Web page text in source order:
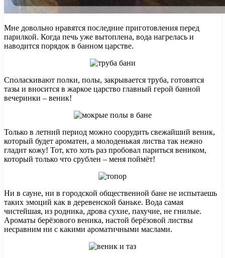
Мне довольно нравятся последние приготовления перед
парилкой. Когда печь уже вытоплена, вода нагрелась и
наводится порядок в банном царстве.
Споласкивают полки, полы, закрывается труба, готовятся
тазы и вносится в жаркое царство главный герой банной
вечеринки – веник!
Только в летний период можно соорудить свежайший веник,
который будет ароматен, а молоденькая листва так нежно
гладит кожу! Тот, кто хоть раз пробовал париться веником,
который только что срублен – меня поймёт!
Ни в сауне, ни в городской общественной бане не испытаешь
таких эмоций как в деревенской баньке. Вода самая
чистейшая, из родника, дрова сухие, пахучие, не гнилые.
Ароматы берёзового веника, настой берёзовой листвы
несравним ни с какими ароматичными маслами.